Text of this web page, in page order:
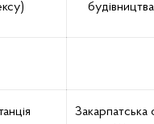
Закарпатська